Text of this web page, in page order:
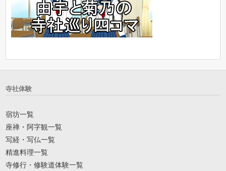
寺社体験
宿坊一覧
座禅・阿字観一覧
写経・写仏一覧
精進料理一覧
寺修行・修験道体験一覧